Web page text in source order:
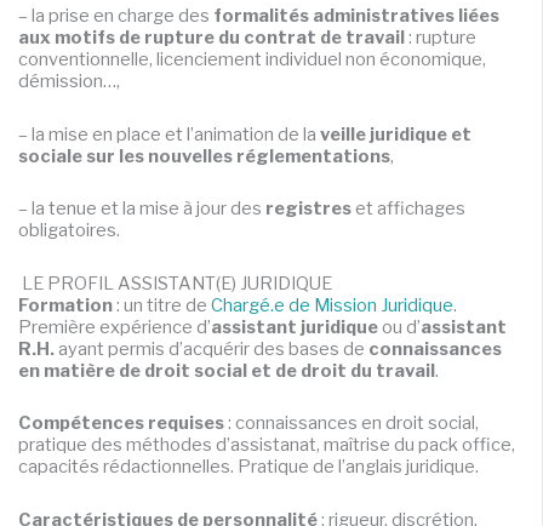
– la prise en charge des formalités administratives liées
aux motifs de rupture du contrat de travail: rupture
conventionnelle, licenciement individuel non économique,
démission…,
– la mise en place et l’animation de la veille juridique et
sociale sur les nouvelles réglementations,
– la tenue et la mise à jour des registres et affichages
obligatoires.
LE PROFIL ASSISTANT(E) JURIDIQUE
Formation: un titre de Chargé.e de Mission Juridique.
Première expérience d’assistant juridique ou d’assistant
R.H. ayant permis d’acquérir des bases de connaissances
en matière de droit social et de droit du travail.
Compétences requises: connaissances en droit social,
pratique des méthodes d’assistanat, maîtrise du pack office,
capacités rédactionnelles. Pratique de l’anglais juridique.
Caractéristiques de personnalité: rigueur, discrétion,